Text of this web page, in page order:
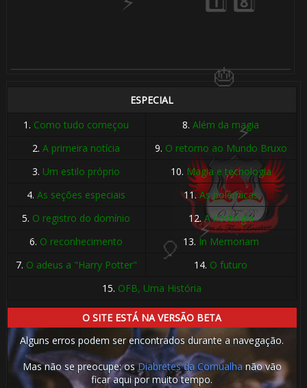
ESPECIAL
1. Como tudo começou 8.Além da magia
2.A primeira notícia 9. O retorno ao Mundo Bruxo
3. Um estilo próprio 10. Magia e tecnologia
4.As seções especiais 11.As polêmicas
5. O registro do domínio 12.A nostalgia
6. O reconhecimento 13. In Memoriam
7. O adeus a "Harry Potter" 14. O futuro
15. OFB, Uma História
O SITE ESTÁ NA VERSÃO BETA
Alguns erros podem ser encontrados durante a navegação.
Mas não se preocupe: osDiabretes da Cornualha não vão
ficar aqui por muito tempo.